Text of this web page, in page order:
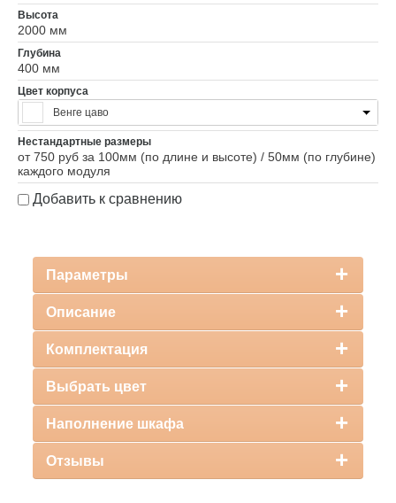
Высота
2000 мм
Глубина
400 мм
Цвет корпуса
Венге цаво
Нестандартные размеры
от 750 руб за 100мм (по длине и высоте) / 50мм (по глубине)
каждого модуля
Добавить к сравнению
Параметры
Описание
Комплектация
Выбрать цвет
Наполнение шкафа
Отзывы